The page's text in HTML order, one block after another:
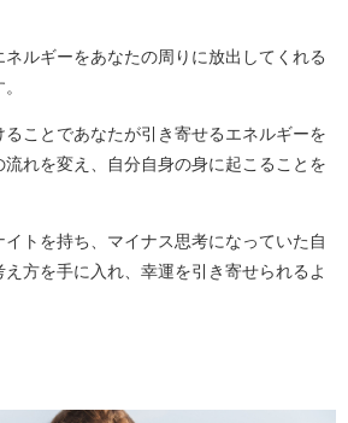
ルギーをあなたの周りに放出してくれる
ことであなたが引き寄せるエネルギーを
れを変え、自分自身の身に起こることを
トを持ち、マイナス思考になっていた自
方を手に入れ、幸運を引き寄せられるよ